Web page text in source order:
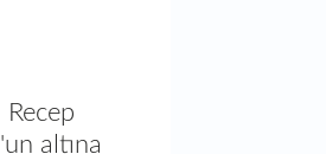
altına